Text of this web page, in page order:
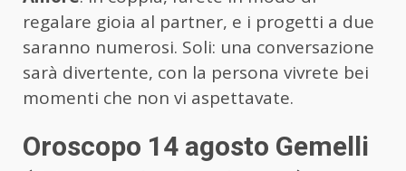
regalare gioia al partner, e i progetti a due
saranno numerosi. Soli: una conversazione
sarà divertente, con la persona vivrete bei
momenti che non vi aspettavate.
Oroscopo 14 agosto Gemelli